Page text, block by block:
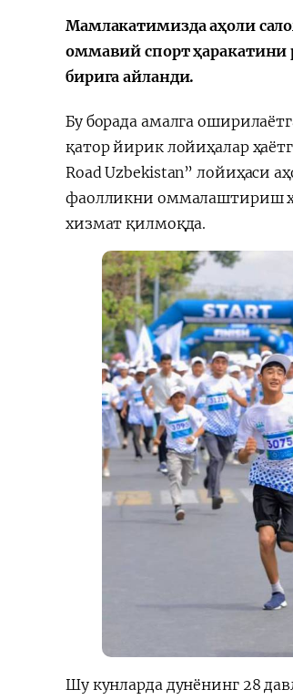
va
hamkorligi
Huquqiy
Мамлакатимизда аҳоли
оммавий спорт ҳаракатини
бирига айланди.
Бу борада амалга
қатор йирик лойиҳалар
Road Uzbekistan” лойиҳаси
фаолликни оммалаштириш
хизмат қилмоқда.
Шу кунларда дунёнинг 28